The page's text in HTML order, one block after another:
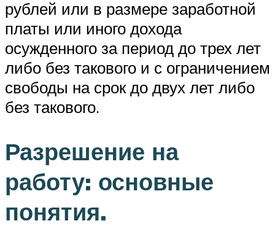
рублей или в размере заработной
платы или иного дохода
осужденного за период до трех лет
либо без такового и с ограничением
свободы на срок до двух лет либо
без такового.
Разрешение на
работу: основные
понятия.